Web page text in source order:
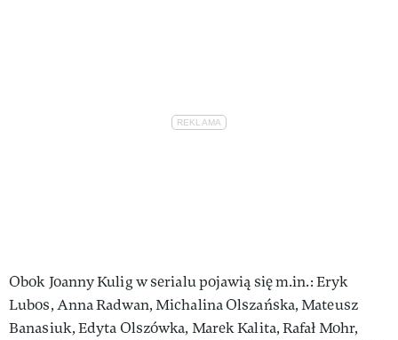
Obok Joanny Kulig w serialu pojawią się m.in.: Eryk
Lubos, Anna Radwan, Michalina Olszańska, Mateusz
Banasiuk, Edyta Olszówka, Marek Kalita, Rafał Mohr,